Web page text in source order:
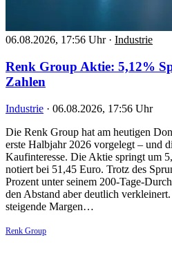
06.08.2026, 17:56 Uhr · Industrie
Renk Group Aktie: 5,12%
Zahlen
Industrie · 06.08.2026, 17:56 Uhr
Die Renk Group hat am heutigen
erste Halbjahr 2026 vorgelegt – und
Kaufinteresse. Die Aktie springt um
notiert bei 51,45 Euro. Trotz des
Prozent unter seinem 200-Tage-
den Abstand aber deutlich
steigende Margen…
Renk Group